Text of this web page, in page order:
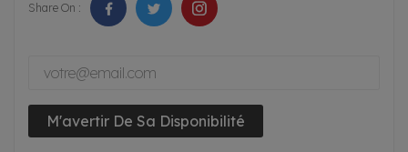
Share On :
M'avertir De Sa Disponibilité